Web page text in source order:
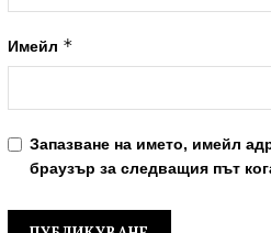
Имейл *
Запазване на името, имейл
браузър за следващия път